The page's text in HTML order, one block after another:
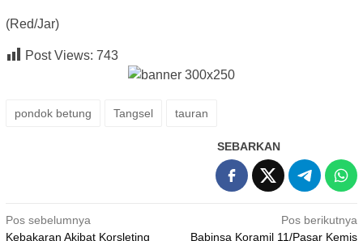
(Red/Jar)
Post Views: 743
pondok betung Tangsel tauran
SEBARKAN
Navigasi
Pos sebelumnya
Kebakaran Akibat Korsleting
Pos berikutnya
Babinsa Koramil 11/Pasar Kemis